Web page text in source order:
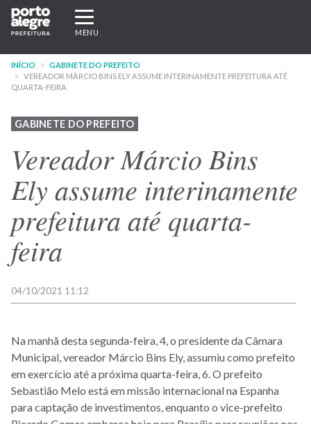
Pular
para
conteúdo
principal
Expandir/recolher
navegação
MENU
INÍCIO
GABINETE DO PREFEITO
VEREADOR MÁRCIO BINS ELY ASSUME INTERINAMENTE PREFEITURA ATÉ
QUARTA-FEIRA
GABINETE DO PREFEITO
Vereador Márcio Bins
Ely assume interinamente
prefeitura até quarta-
feira
04/10/2021 11:12
Na manhã desta segunda-feira, 4, o presidente da Câmara
Municipal, vereador Márcio Bins Ely, assumiu como prefeito
em exercício até a próxima quarta-feira, 6. O prefeito
Sebastião Melo está em missão internacional na Espanha
para captação de investimentos, enquanto o vice-prefeito